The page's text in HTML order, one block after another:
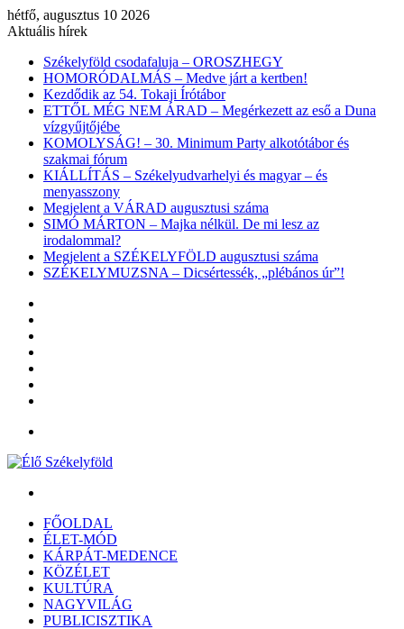
hétfő, augusztus 10 2026
Aktuális hírek
Székelyföld csodafaluja – OROSZHEGY
HOMORÓDALMÁS – Medve járt a kertben!
Kezdődik az 54. Tokaji Írótábor
ETTŐL MÉG NEM ÁRAD – Megérkezett az eső a Duna
vízgyűjtőjébe
KOMOLYSÁG! – 30. Minimum Party alkotótábor és
szakmai fórum
KIÁLLÍTÁS – Székelyudvarhelyi és magyar – és
menyasszony
Megjelent a VÁRAD augusztusi száma
SIMÓ MÁRTON – Majka nélkül. De mi lesz az
irodalommal?
Megjelent a SZÉKELYFÖLD augusztusi száma
SZÉKELYMUZSNA – Dicsértessék, „plébános úr”!
FŐOLDAL
ÉLET-MÓD
KÁRPÁT-MEDENCE
KÖZÉLET
KULTÚRA
NAGYVILÁG
PUBLICISZTIKA